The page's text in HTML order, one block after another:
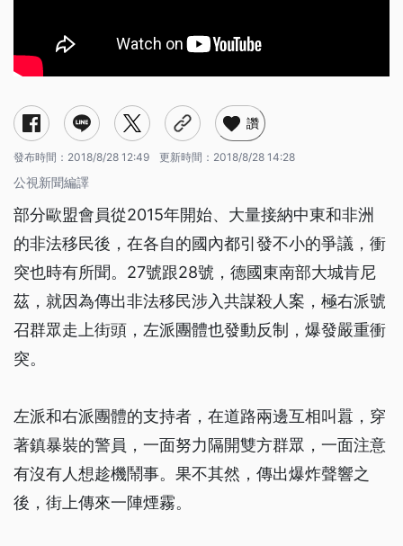
讚
發布時間： 2018/8/28 12:49 更新時間： 2018/8/28 14:28
公視新聞編譯
部分歐盟會員從2015年開始、大量接納中東和非洲
的非法移民後，在各自的國內都引發不小的爭議，衝
突也時有所聞。27號跟28號，德國東南部大城肯尼
茲，就因為傳出非法移民涉入共謀殺人案，極右派號
召群眾走上街頭，左派團體也發動反制，爆發嚴重衝
突。
左派和右派團體的支持者，在道路兩邊互相叫囂，穿
著鎮暴裝的警員，一面努力隔開雙方群眾，一面注意
有沒有人想趁機鬧事。果不其然，傳出爆炸聲響之
後，街上傳來一陣煙霧。